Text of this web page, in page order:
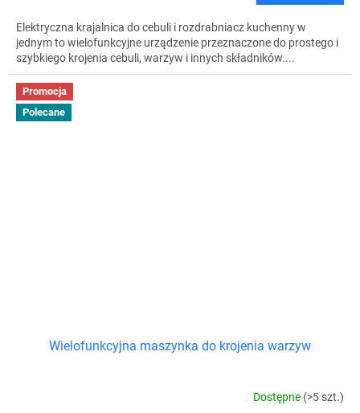
Elektryczna krajalnica do cebuli i rozdrabniacz kuchenny w
jednym to wielofunkcyjne urządzenie przeznaczone do prostego i
szybkiego krojenia cebuli, warzyw i innych składników....
Promocja
Polecane
Wielofunkcyjna maszynka do krojenia warzyw
Dostępne (>5 szt.)